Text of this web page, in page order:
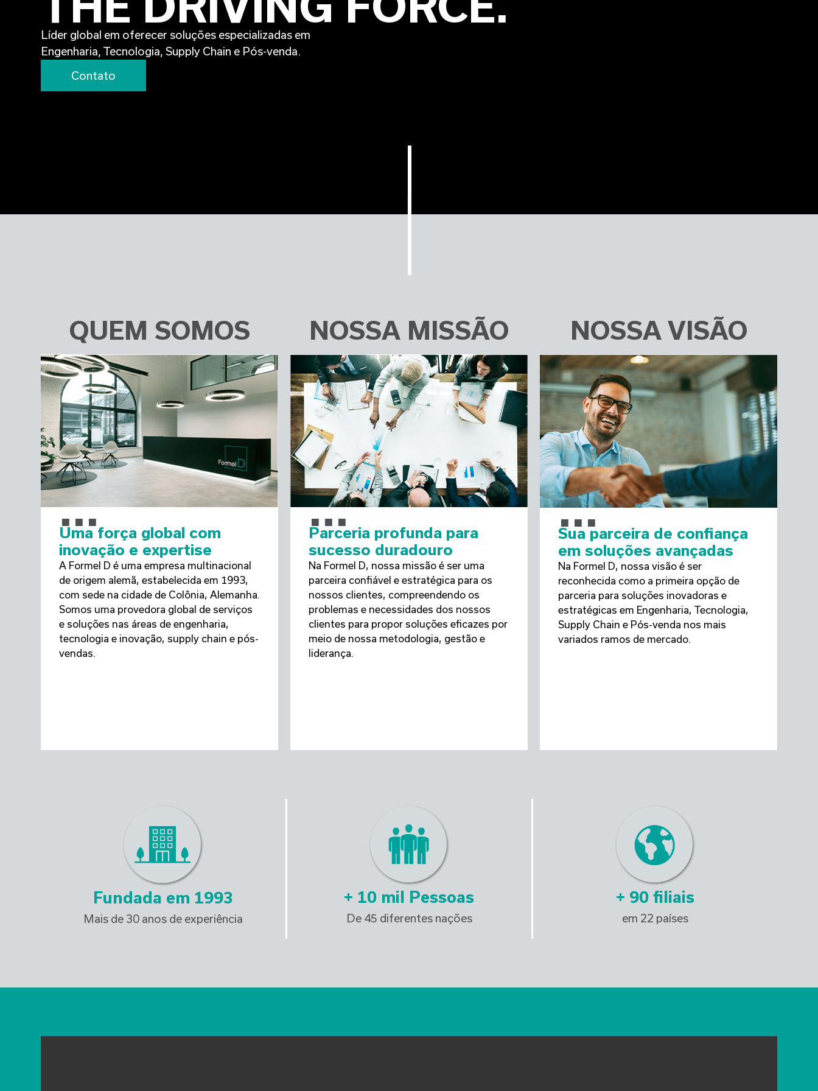
Líder global em oferecer soluções especializadas em
Engenharia, Tecnologia, Supply Chain e Pós-venda.
Contato
QUEM SOMOS
...
Uma força global com
inovação e expertise
A Formel D é uma empresa multinacional
de origem alemã, estabelecida em 1993,
com sede na cidade de Colônia, Alemanha.
Somos uma provedora global de serviços
e soluções nas áreas de engenharia,
tecnologia e inovação, supply chain e pós-
vendas.
NOSSA MISSÃO
...
Parceria profunda para
sucesso duradouro
Na Formel D, nossa missão é ser uma
parceira confiável e estratégica para os
nossos clientes, compreendendo os
problemas e necessidades dos nossos
clientes para propor soluções eficazes por
meio de nossa metodologia, gestão e
liderança.
NOSSA VISÃO
...
Sua parceira de confiança
em soluções avançadas
Na Formel D, nossa visão é ser
reconhecida como a primeira opção de
parceria para soluções inovadoras e
estratégicas em Engenharia, Tecnologia,
Supply Chain e Pós-venda nos mais
variados ramos de mercado.
Mais de 30 anos de experiência
Fundada em 1993
De 45 diferentes nações
+ 10 mil Pessoas
em 22 países
+ 90 filiais